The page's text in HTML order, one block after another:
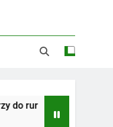
Radiotelefony
3 Miesiące Ago